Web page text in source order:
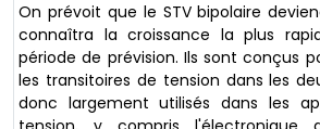
On prévoit que le STV bipolaire
connaîtra la croissance la plus
période de prévision. Ils sont conçus
les transitoires de tension dans les
donc largement utilisés dans les